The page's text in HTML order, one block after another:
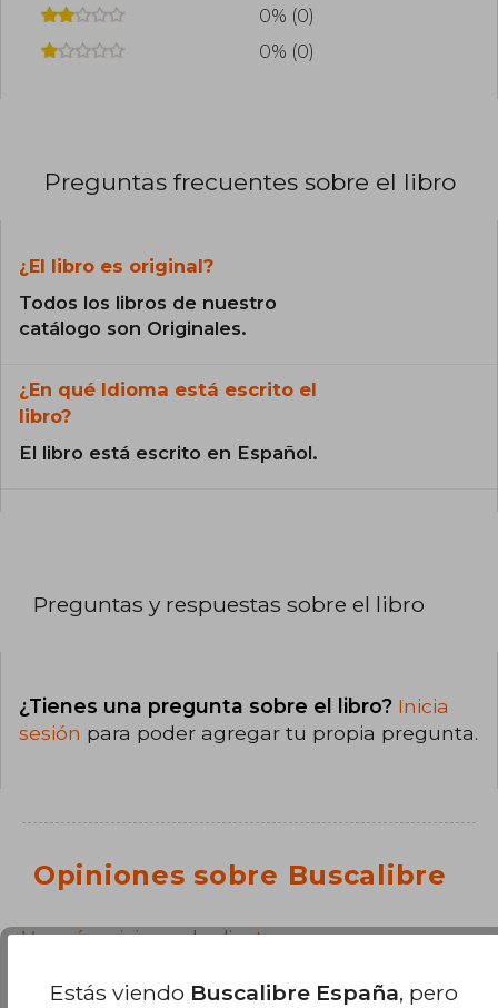
0% (0)
0% (0)
Preguntas frecuentes sobre el libro
¿El libro es original?
Todos los libros de nuestro
catálogo son Originales.
¿En qué Idioma está escrito el
libro?
El libro está escrito en Español.
Preguntas y respuestas sobre el libro
¿Tienes una pregunta sobre el libro? Inicia
sesión para poder agregar tu propia pregunta.
Opiniones sobre Buscalibre
Ver más opiniones de clientes
Estás viendo Buscalibre España, pero